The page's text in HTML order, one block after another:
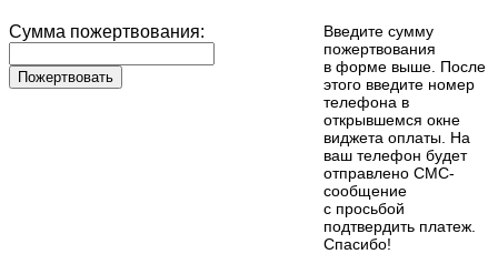
Сумма пожертвования:
Пожертвовать
Введите сумму
пожертвования
в форме выше. После
этого введите номер
телефона в
открывшемся окне
виджета оплаты. На
ваш телефон будет
отправлено СМС-
сообщение
с просьбой
подтвердить платеж.
Cпасибо!